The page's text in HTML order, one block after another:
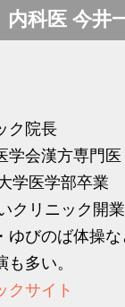
科医 今井
ク院長
学会漢方専門医
学医学部卒業
クリニック開
ゆびのば体操
多い。
クサイト